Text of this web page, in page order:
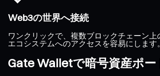
Web3の世界へ接続
ワンクリックで、複数ブロックチェーン
エコシステムへのアクセスを容易にします。
Gate Walletで暗号資産ポー